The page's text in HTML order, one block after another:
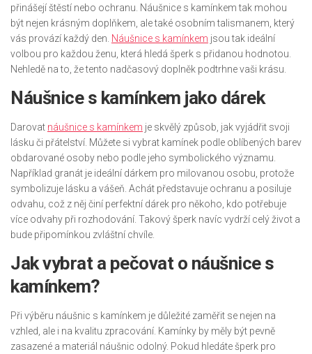
přinášejí štěstí nebo ochranu. Náušnice s kamínkem tak mohou
být nejen krásným doplňkem, ale také osobním talismanem, který
vás provází každý den. Náušnice s kamínkem jsou tak ideální
volbou pro každou ženu, která hledá šperk s přidanou hodnotou.
Nehledě na to, že tento nadčasový doplněk podtrhne vaši krásu.
Náušnice s kamínkem jako dárek
Darovat náušnice s kamínkem je skvělý způsob, jak vyjádřit svoji
lásku či přátelství. Můžete si vybrat kamínek podle oblíbených barev
obdarované osoby nebo podle jeho symbolického významu.
Například granát je ideální dárkem pro milovanou osobu, protože
symbolizuje lásku a vášeň. Achát představuje ochranu a posiluje
odvahu, což z něj činí perfektní dárek pro někoho, kdo potřebuje
více odvahy při rozhodování. Takový šperk navíc vydrží celý život a
bude připomínkou zvláštní chvíle.
Jak vybrat a pečovat o náušnice s
kamínkem?
Při výběru náušnic s kamínkem je důležité zaměřit se nejen na
vzhled, ale i na kvalitu zpracování. Kamínky by měly být pevně
zasazené a materiál náušnic odolný. Pokud hledáte šperk pro